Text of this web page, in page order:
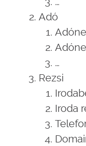
Adó
…
Rezsi
Iroda